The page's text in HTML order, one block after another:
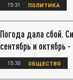
15:31 ПОЛИТИКА
Погода дала сбой.
сентябрь и октябрь
15:30 ОБЩЕСТВО